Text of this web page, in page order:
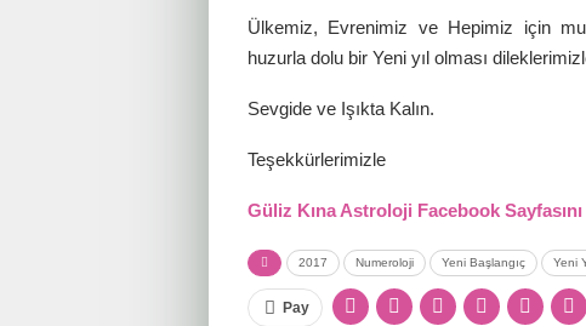
Ülkemiz, Evrenimiz ve Hepimiz için
huzurla dolu bir Yeni yıl olması
Sevgide ve Işıkta Kalın.
Teşekkürlerimizle
Güliz Kına Astroloji Facebook
2017 Numeroloji Yeni Başlangıç Yeni
Pay